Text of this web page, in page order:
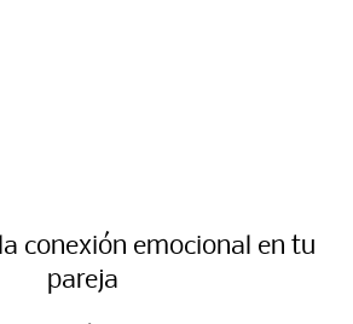
conexión emocional en tu
pareja​